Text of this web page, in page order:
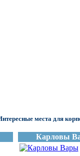
места для
Карловы